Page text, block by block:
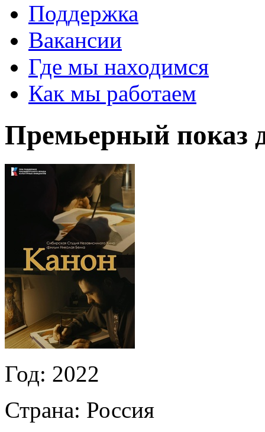
Поддержка
Вакансии
Где мы находимся
Как мы работаем
Премьерный
Год: 2022
Страна: Россия